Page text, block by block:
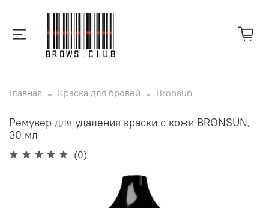
Главная Краска для бровей Bronsun
Ремувер для удаления краски с кожи BRONSUN,
30 мл
(0)